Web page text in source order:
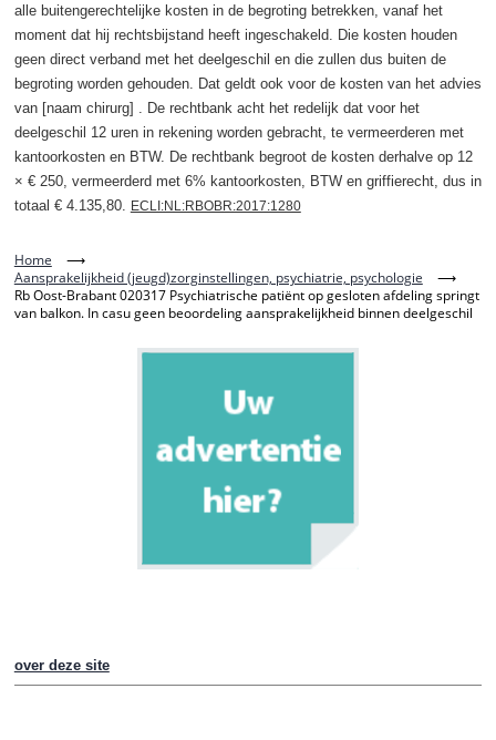
alle buitengerechtelijke kosten in de begroting betrekken, vanaf het
moment dat hij rechtsbijstand heeft ingeschakeld. Die kosten houden
geen direct verband met het deelgeschil en die zullen dus buiten de
begroting worden gehouden. Dat geldt ook voor de kosten van het advies
van [naam chirurg] . De rechtbank acht het redelijk dat voor het
deelgeschil 12 uren in rekening worden gebracht, te vermeerderen met
kantoorkosten en BTW. De rechtbank begroot de kosten derhalve op 12
× € 250, vermeerderd met 6% kantoorkosten, BTW en griffierecht, dus in
totaal € 4.135,80.
ECLI:NL:RBOBR:2017:1280
Home
⟶
Aansprakelijkheid (jeugd)zorginstellingen, psychiatrie, psychologie
⟶
Rb Oost-Brabant 020317 Psychiatrische patiënt op gesloten afdeling springt
van balkon. In casu geen beoordeling aansprakelijkheid binnen deelgeschil
over deze site